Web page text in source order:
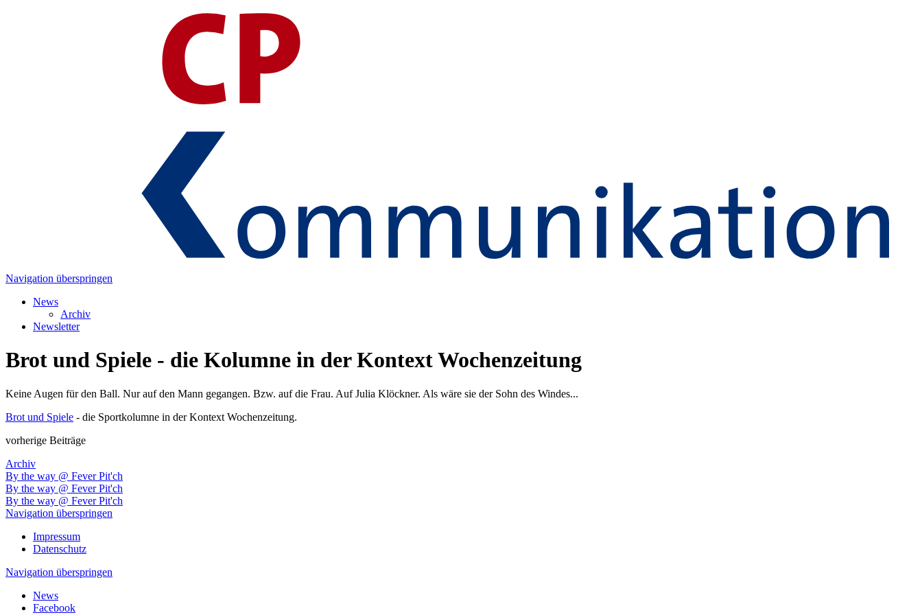
Navigation überspringen
News
Archiv
Newsletter
Brot und Spiele - die Kolumne in der Kontext Wochenzeitung
Keine Augen für den Ball. Nur auf den Mann gegangen. Bzw. auf die Frau. Auf Julia Klöckner. Als wäre sie der Sohn des Windes...
Brot und Spiele - die Sportkolumne in der Kontext Wochenzeitung.
vorherige Beiträge
Archiv
By the way @ Fever Pit'ch
By the way @ Fever Pit'ch
By the way @ Fever Pit'ch
Navigation überspringen
Impressum
Datenschutz
Navigation überspringen
News
Facebook